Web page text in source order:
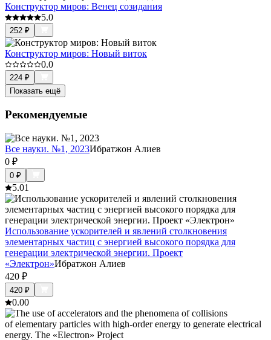
Конструктор миров: Венец созидания
5.0
252 ₽
Конструктор миров: Новый виток
0.0
224 ₽
Показать ещё
Рекомендуемые
Все науки. №1, 2023Ибратжон Алиев
0 ₽
0 ₽
5.01
Использование ускорителей и явлений столкновения
элементарных частиц с энергией высокого порядка для
генерации электрической энергии. Проект
«Электрон»Ибратжон Алиев
420 ₽
420 ₽
0.00